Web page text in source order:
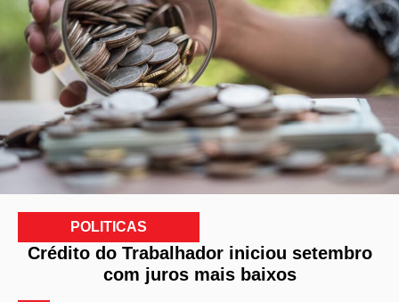
POLITICAS
Crédito do Trabalhador iniciou setembro
com juros mais baixos